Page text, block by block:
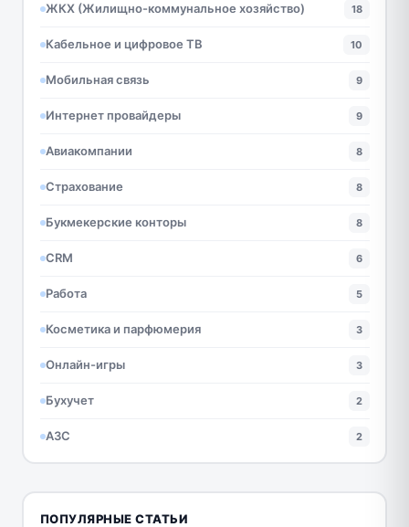
ЖКХ (Жилищно-коммунальное хозяйство) 18
Кабельное и цифровое ТВ 10
Мобильная связь 9
Интернет провайдеры 9
Авиакомпании 8
Страхование 8
Букмекерские конторы 8
CRM 6
Работа 5
Косметика и парфюмерия 3
Онлайн-игры 3
Бухучет 2
АЗС 2
ПОПУЛЯРНЫЕ СТАТЬИ